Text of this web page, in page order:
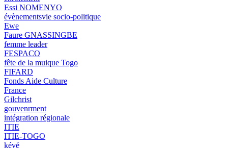
Essi NOMENYO
évènementsvie socio-politique
Ewe
Faure GNASSINGBE
femme leader
FESPACO
fête de la muique Togo
FIFARD
Fonds Aide Culture
France
Gilchrist
gouvenrment
intégration régionale
ITIE
ITIE-TOGO
kévé